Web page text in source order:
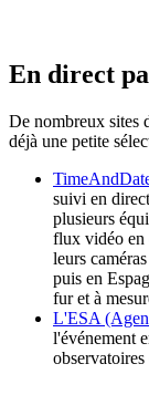
En direct
De nombreux sites
déjà une petite
suivi en
plusieurs
flux vidéo en
leurs
puis en
fur et à
L'ESA
l'événement
observatoires